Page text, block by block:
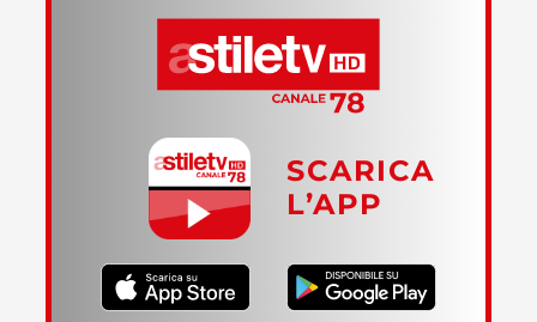
SCARICA
L’APP